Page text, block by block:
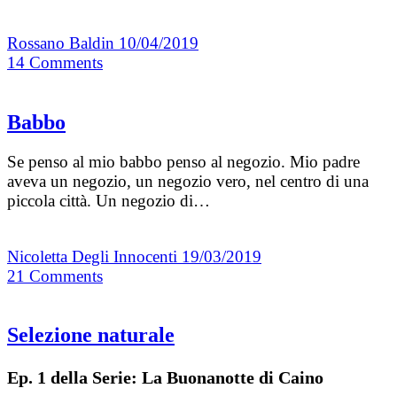
Rossano Baldin 10/04/2019
14 Comments
Babbo
Se penso al mio babbo penso al negozio. Mio padre
aveva un negozio, un negozio vero, nel centro di una
piccola città. Un negozio di…
Nicoletta Degli Innocenti 19/03/2019
21 Comments
Selezione naturale
Ep. 1 della Serie: La Buonanotte di Caino